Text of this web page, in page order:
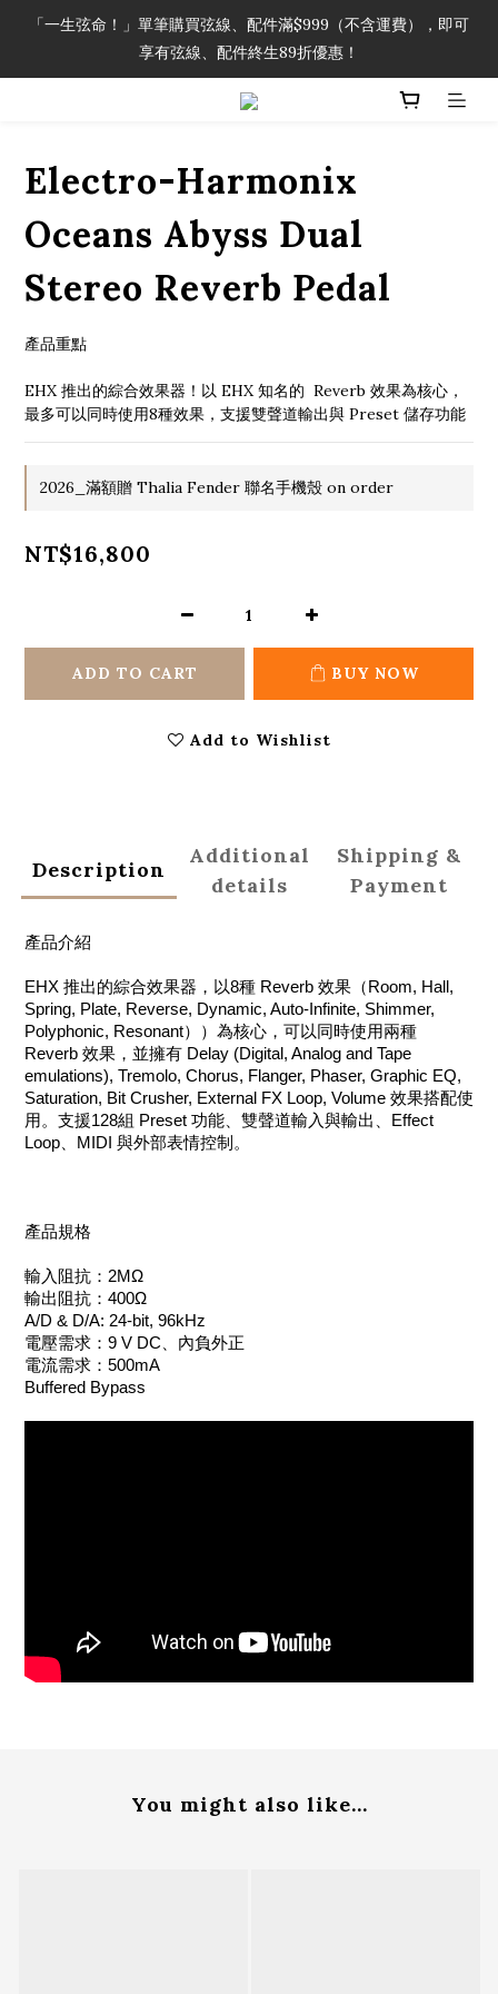
「一生弦命！」單筆購買弦線、配件滿$999（不含運費），即可
享有弦線、配件終生89折優惠！
「一生弦命！」單筆購買弦線、配件滿$999（不含運費），即可
享有弦線、配件終生89折優惠！
加入會員即領2000元購物金。 加入購物車查看更多折扣！
「一生弦命！」單筆購買弦線、配件滿$999（不含運費），即可
Electro-Harmonix
Oceans Abyss Dual
Stereo Reverb Pedal
產品重點
EHX 推出的綜合效果器！以 EHX 知名的  Reverb 效果為核心，
最多可以同時使用8種效果，支援雙聲道輸出與 Preset 儲存功能
2026_滿額贈 Thalia Fender 聯名手機殼 on order
NT$16,800
ADD TO CART BUY NOW
Add to Wishlist
Description
Additional
details
Shipping &
Payment
產品介紹
EHX 推出的綜合效果器，以8種 Reverb 效果（Room, Hall,
Spring, Plate, Reverse, Dynamic, Auto-Infinite, Shimmer,
Polyphonic, Resonant））為核心，可以同時使用兩種
Reverb 效果，並擁有 Delay (Digital, Analog and Tape
emulations), Tremolo, Chorus, Flanger, Phaser, Graphic EQ,
Saturation, Bit Crusher, External FX Loop, Volume 效果搭配使
用。支援128組 Preset 功能、雙聲道輸入與輸出、Effect
Loop、MIDI 與外部表情控制。
產品規格
輸入阻抗：2MΩ
輸出阻抗：400Ω
A/D & D/A: 24-bit, 96kHz
電壓需求：9 V DC、內負外正
電流需求：500mA
Buffered Bypass
You might also like...